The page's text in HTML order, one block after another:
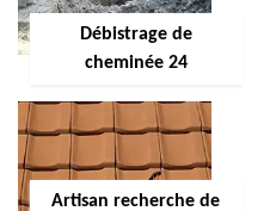
Débistrage de
cheminée 24
Artisan recherche de